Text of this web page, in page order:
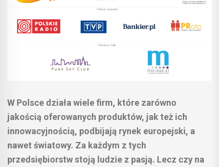
W Polsce działa wiele firm, które zarówno
jakością oferowanych produktów, jak też ich
innowacyjnością, podbijają rynek europejski, a
nawet światowy. Za każdym z tych
przedsiębiorstw stoją ludzie z pasją. Lecz czy na